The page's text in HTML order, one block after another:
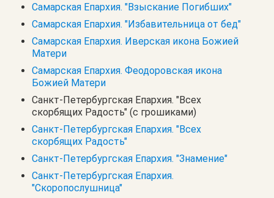
Самарская Епархия. "Взыскание Погибших"
Самарская Епархия. "Избавительница от бед"
Самарская Епархия. Иверская икона Божией
Матери
Самарская Епархия. Феодоровская икона
Божией Матери
Санкт-Петербургская Епархия. "Всех
скорбящих Радость" (с грошиками)
Санкт-Петербургская Епархия. "Всех
скорбящих Радость"
Санкт-Петербургская Епархия. "Знамение"
Санкт-Петербургская Епархия.
"Скоропослушница"